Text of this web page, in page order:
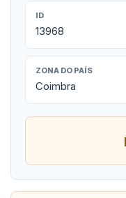
ID
13968
ZONA DO PAÍS
Coimbra